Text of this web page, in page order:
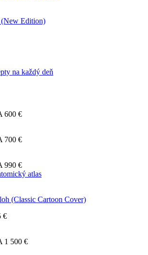
(New Edition)
na každý deň
600 €
700 €
990 €
atlas
(Classic Cartoon Cover)
€
1 500 €